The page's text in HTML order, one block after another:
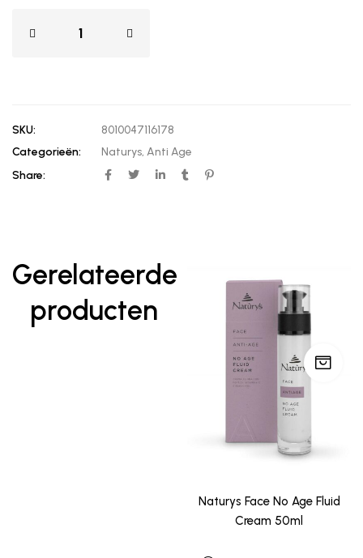
SKU:
8010047116178
Categorieën:
Naturys, Anti Age
Share:
Gerelateerde
producten
Naturys Face No Age Fluid
Cream 50ml